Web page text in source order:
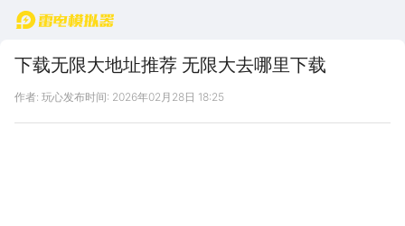
首页
下载无限大地址推荐 无限大去哪里下载
作者: 玩心发布时间: 2026年02月28日 18:25